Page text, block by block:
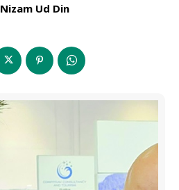
Nizam Ud Din